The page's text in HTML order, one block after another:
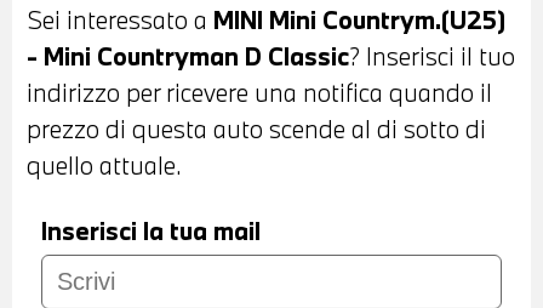
INTERNI IN PELLE MISTO STOFFA NERA E
BLU - VOLANTE SPORTIVO IN PELLE CON
COMANDI MULTIFUNZIONE - VOLANTE
RISCALDABILE - CRUISE CONTROL -
CAMBIO AUTOMATICO - DRIVING
ASSISTANT - ACTIVE GUARD -
NAVIGATORE - BLUETOOTH - USB -
RADIO DIGITALE DAB - HEAD UP DISPLAY
Sei interessato a MINI Mini Countrym.(U25)
- Mini Countryman D Classic? Inserisci il tuo
indirizzo per ricevere una notifica quando il
prezzo di questa auto scende al di sotto di
quello attuale.
Inserisci la tua mail